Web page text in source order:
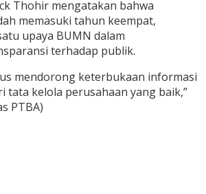
Thohir mengatakan bahwa
memasuki tahun keempat,
upaya BUMN dalam
terhadap publik.
mendorong keterbukaan informasi
tata kelola perusahaan yang baik,”
PTBA)